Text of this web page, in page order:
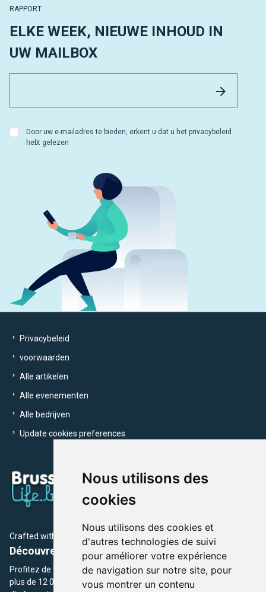
Nous utilisons des
cookies
Nous utilisons des cookies et
d'autres technologies de suivi
pour améliorer votre expérience
de navigation sur notre site, pour
vous montrer un contenu
RAPPORT
ELKE WEEK, NIEUWE INHOUD IN
UW MAILBOX
Door uw e-mailadres te bieden, erkent u dat u het privacybeleid
hebt gelezen
Privacybeleid
voorwaarden
Alle artikelen
Alle evenementen
Alle bedrijven
Update cookies preferences
Crafted with by Brusselslife Team
Découvrez plus de 12 000 adresses et événements
Profitez de toutes les sections de BrusselsLife.be et découvrez
plus de 12 000 adresses et un grand choix d'événements,